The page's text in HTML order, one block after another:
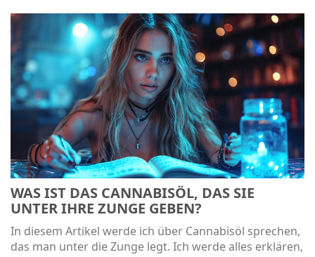
WAS IST DAS CANNABISÖL, DAS SIE
UNTER IHRE ZUNGE GEBEN?
In diesem Artikel werde ich über Cannabisöl sprechen,
das man unter die Zunge legt. Ich werde alles erklären,